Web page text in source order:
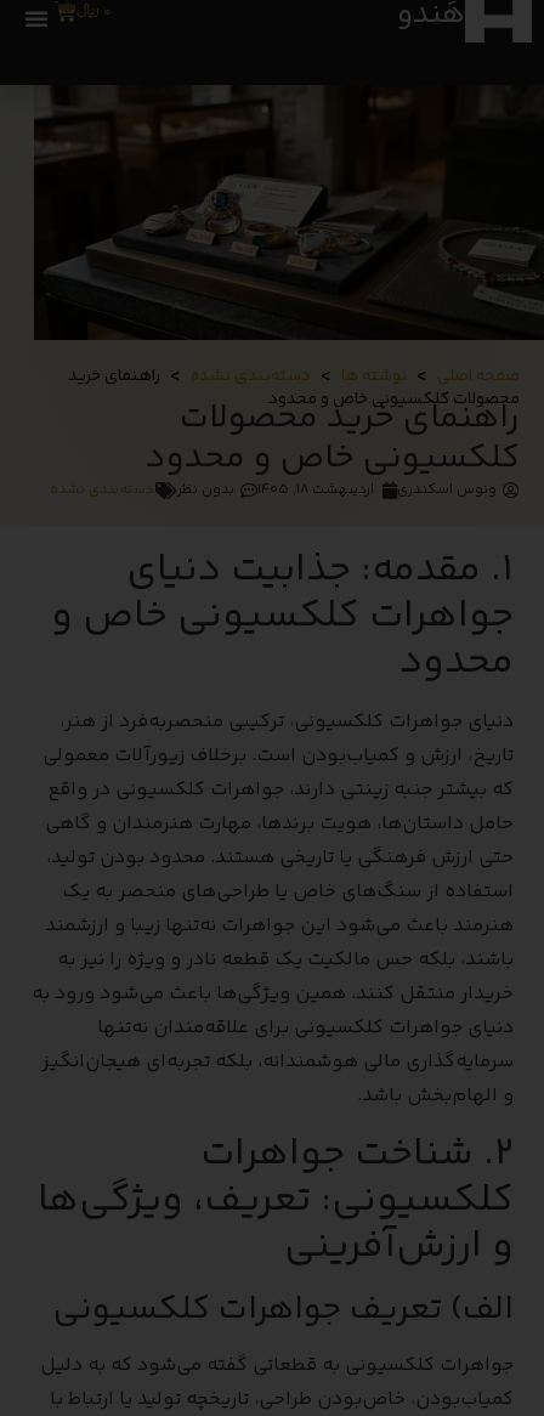
هَندو 0 ﷼
صفحه اصلی > نوشته ها > دسته‌بندی نشده > راهنمای خرید
محصولات کلکسیونی خاص و محدود
راهنمای خرید محصولات
کلکسیونی خاص و محدود
ونوس اسکندری اردیبهشت ۱۸, ۱۴۰۵ بدون نظر دسته‌بندی نشده
۱. مقدمه: جذابیت دنیای
جواهرات کلکسیونی خاص و
محدود
دنیای جواهرات کلکسیونی، ترکیبی منحصربه‌فرد از هنر،
تاریخ، ارزش و کمیاب‌بودن است. برخلاف زیورآلات معمولی
که بیشتر جنبه زینتی دارند، جواهرات کلکسیونی در واقع
حامل داستان‌ها، هویت برندها، مهارت هنرمندان و گاهی
حتی ارزش فرهنگی یا تاریخی هستند. محدود بودن تولید،
استفاده از سنگ‌های خاص یا طراحی‌های منحصر به یک
هنرمند باعث می‌شود این جواهرات نه‌تنها زیبا و ارزشمند
باشند، بلکه حس مالکیت یک قطعه نادر و ویژه را نیز به
خریدار منتقل کنند. همین ویژگی‌ها باعث می‌شود ورود به
دنیای جواهرات کلکسیونی برای علاقه‌مندان نه‌تنها
سرمایه‌گذاری مالی هوشمندانه، بلکه تجربه‌ای هیجان‌انگیز
و الهام‌بخش باشد.
۲. شناخت جواهرات
کلکسیونی: تعریف، ویژگی‌ها
و ارزش‌آفرینی
الف) تعریف جواهرات کلکسیونی
جواهرات کلکسیونی به قطعاتی گفته می‌شود که به دلیل
کمیاب‌بودن، خاص‌بودن طراحی، تاریخچه تولید یا ارتباط با